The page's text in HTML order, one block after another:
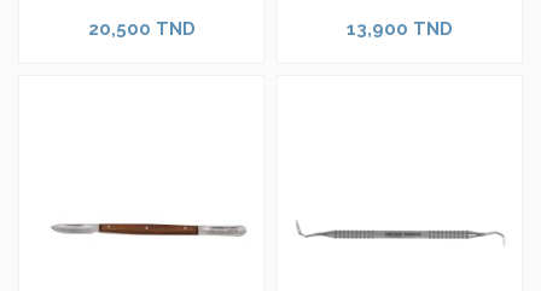
20,500 TND 13,900 TND